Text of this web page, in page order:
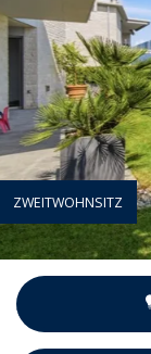
ZWEITWOHNSITZ